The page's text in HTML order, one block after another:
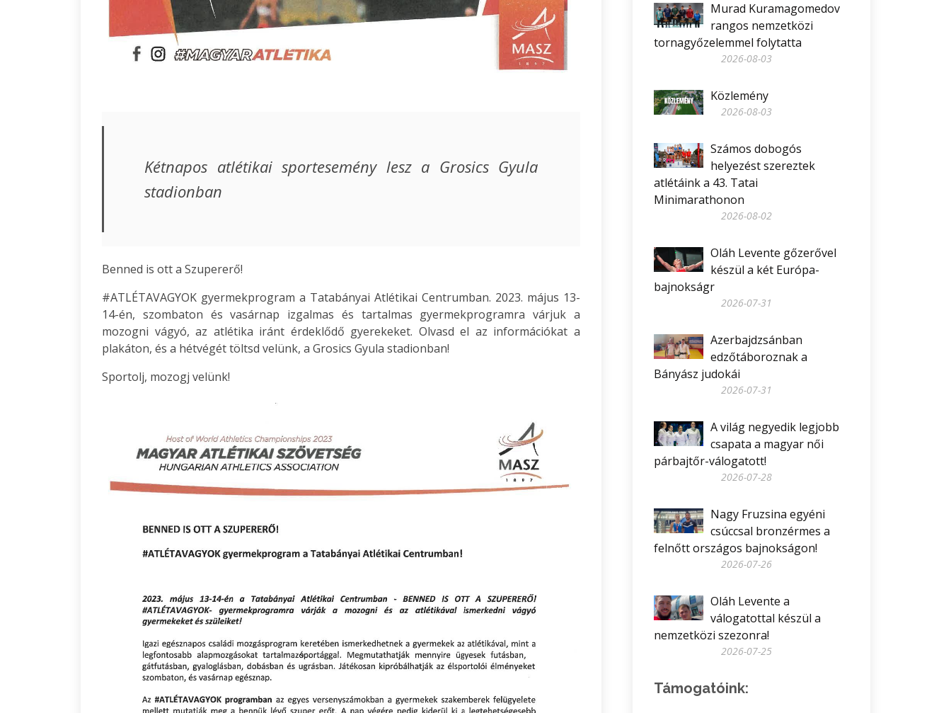
Kétnapos atlétikai sportesemény lesz a Grosics Gyula
stadionban
Benned is ott a Szupererő!
#ATLÉTAVAGYOK gyermekprogram a Tatabányai Atlétikai Centrumban. 2023. május 13-
14-én, szombaton és vasárnap izgalmas és tartalmas gyermekprogramra várjuk a
mozogni vágyó, az atlétika iránt érdeklődő gyerekeket. Olvasd el az információkat a
plakáton, és a hétvégét töltsd velünk, a Grosics Gyula stadionban!
Sportolj, mozogj velünk!
Murad Kuramagomedov
rangos nemzetközi
tornagyőzelemmel folytatta
2026-08-03
Közlemény
2026-08-03
Számos dobogós
helyezést szereztek
atlétáink a 43. Tatai
Minimarathonon
2026-08-02
Oláh Levente gőzerővel
készül a két Európa-
bajnokságr
2026-07-31
Azerbajdzsánban
edzőtáboroznak a
Bányász judokái
2026-07-31
A világ negyedik legjobb
csapata a magyar női
párbajtőr-válogatott!
2026-07-28
Nagy Fruzsina egyéni
csúccsal bronzérmes a
felnőtt országos bajnokságon!
2026-07-26
Oláh Levente a
válogatottal készül a
nemzetközi szezonra!
2026-07-25
Támogatóink: